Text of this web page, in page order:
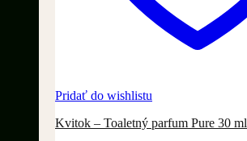
Pridať do wishlistu
Kvitok – Toaletný parfum Pure 30 ml